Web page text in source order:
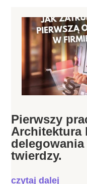
Pierwszy
Architektura
twierdzy.
czytaj dalej